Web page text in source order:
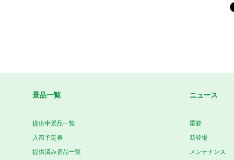
景品一覧
提供中景品一覧
入荷予定表
提供済み景品一覧
ニュース
重要
新登場
メンテナンス